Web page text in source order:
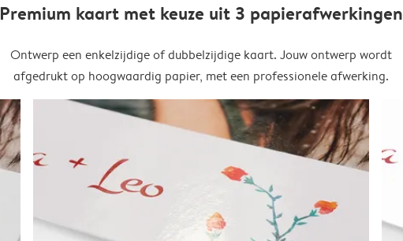
Premium kaart met keuze uit 3 papierafwerkingen
Ontwerp een enkelzijdige of dubbelzijdige kaart. Jouw ontwerp wordt
afgedrukt op hoogwaardig papier, met een professionele afwerking.